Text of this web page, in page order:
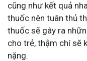
cũng như kết quả
thuốc nên tuân thủ
thuốc sẽ gây ra
cho trẻ, thậm chí sẽ
nặng.